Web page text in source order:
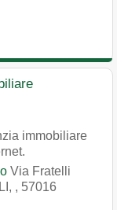
immobiliare
Via Fratelli
, 57016